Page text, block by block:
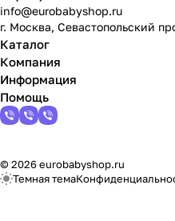
info@eurobabyshop.ru
г. Москва, Севастопольский
Каталог
Компания
Информация
Помощь
© 2026 eurobabyshop.ru
Темная тема